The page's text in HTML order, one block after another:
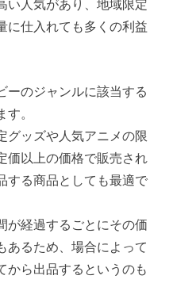
い人気があり、地域限定
に仕入れても多くの利益
ーのジャンルに該当する
。
グッズや人気アニメの限
価以上の価格で販売され
する商品としても最適で
が経過するごとにその価
あるため、場合によって
から出品するというのも